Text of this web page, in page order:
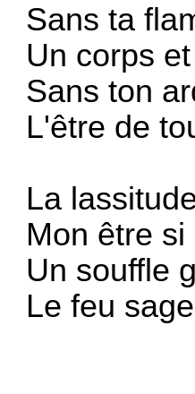
Sans ta
Un corps
Sans ton
L'être de
La
Mon être
Un souffle
Le feu